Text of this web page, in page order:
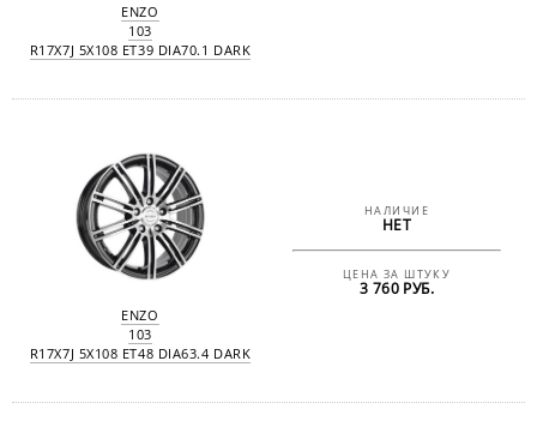
ENZO
103
R17X7J 5X108 ET39 DIA70.1 DARK
ENZO
103
R17X7J 5X108 ET48 DIA63.4 DARK
НАЛИЧИЕ
НЕТ
ЦЕНА ЗА ШТУКУ
3 760 РУБ.